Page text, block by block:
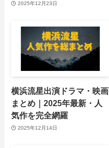
2025年12月23日
横浜流星出演ドラマ・映画
まとめ｜2025年最新・人
気作を完全網羅
2025年12月14日